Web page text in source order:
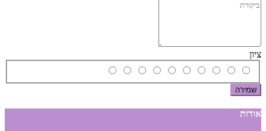
ציון
שמירה
אודות